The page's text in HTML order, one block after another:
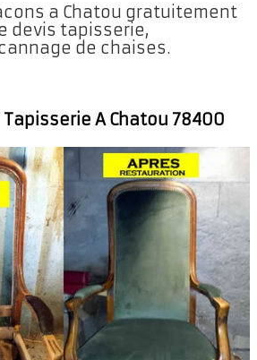
a Chatou gratuitement
devis tapisserie,
de chaises.
A Chatou 78400